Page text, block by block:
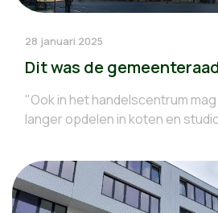
28 januari 2025
Dit was de
"Ook in het handelscentrum
langer opdelen in koten en